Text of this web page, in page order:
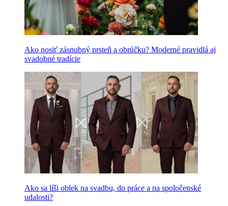
Ako nosiť zásnubný prsteň a obrúčku? Moderné pravidlá aj
svadobné tradície
Ako sa líši oblek na svadbu, do práce a na spoločenské
udalosti?